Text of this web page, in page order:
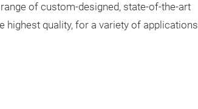
of custom-designed, state-of-the-art
highest quality, for a variety of applications